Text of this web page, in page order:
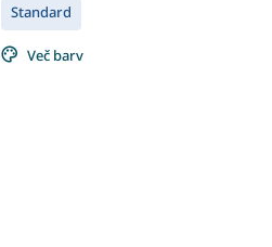
Standard
Več barv